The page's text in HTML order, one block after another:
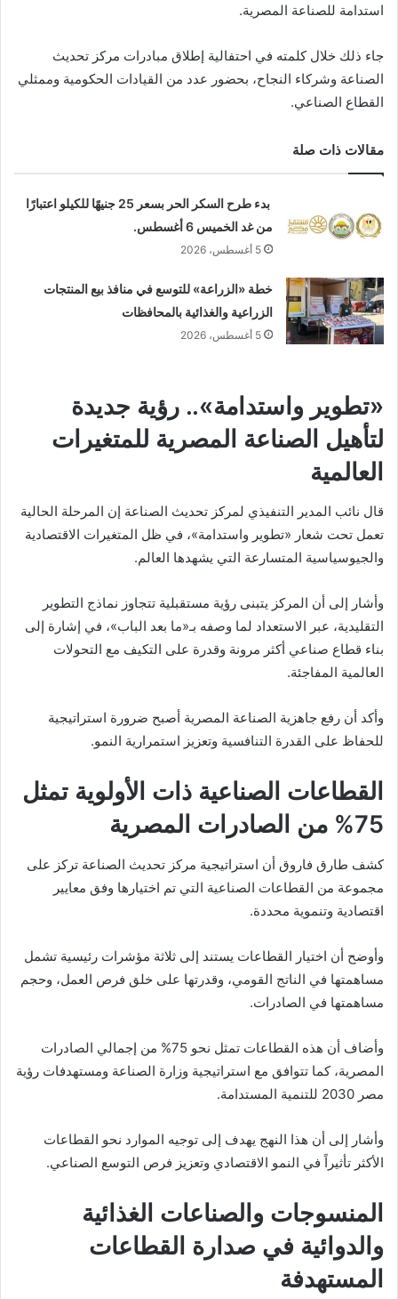
استدامة للصناعة المصرية.
جاء ذلك خلال كلمته في احتفالية إطلاق مبادرات مركز تحديث
الصناعة وشركاء النجاح، بحضور عدد من القيادات الحكومية وممثلي
القطاع الصناعي.
مقالات ذات صلة
بدء طرح السكر الحر بسعر 25 جنيهًا للكيلو اعتبارًا
من غد الخميس 6 أغسطس.
5 أغسطس، 2026
خطة «الزراعة» للتوسع في منافذ بيع المنتجات
الزراعية والغذائية بالمحافظات
5 أغسطس، 2026
«تطوير واستدامة».. رؤية جديدة
لتأهيل الصناعة المصرية للمتغيرات
العالمية
قال نائب المدير التنفيذي لمركز تحديث الصناعة إن المرحلة الحالية
تعمل تحت شعار «تطوير واستدامة»، في ظل المتغيرات الاقتصادية
والجيوسياسية المتسارعة التي يشهدها العالم.
وأشار إلى أن المركز يتبنى رؤية مستقبلية تتجاوز نماذج التطوير
التقليدية، عبر الاستعداد لما وصفه بـ«ما بعد الباب»، في إشارة إلى
بناء قطاع صناعي أكثر مرونة وقدرة على التكيف مع التحولات
العالمية المفاجئة.
وأكد أن رفع جاهزية الصناعة المصرية أصبح ضرورة استراتيجية
للحفاظ على القدرة التنافسية وتعزيز استمرارية النمو.
القطاعات الصناعية ذات الأولوية تمثل
75% من الصادرات المصرية
كشف طارق فاروق أن استراتيجية مركز تحديث الصناعة تركز على
مجموعة من القطاعات الصناعية التي تم اختيارها وفق معايير
اقتصادية وتنموية محددة.
وأوضح أن اختيار القطاعات يستند إلى ثلاثة مؤشرات رئيسية تشمل
مساهمتها في الناتج القومي، وقدرتها على خلق فرص العمل، وحجم
مساهمتها في الصادرات.
وأضاف أن هذه القطاعات تمثل نحو 75% من إجمالي الصادرات
المصرية، كما تتوافق مع استراتيجية وزارة الصناعة ومستهدفات رؤية
مصر 2030 للتنمية المستدامة.
وأشار إلى أن هذا النهج يهدف إلى توجيه الموارد نحو القطاعات
الأكثر تأثيراً في النمو الاقتصادي وتعزيز فرص التوسع الصناعي.
المنسوجات والصناعات الغذائية
والدوائية في صدارة القطاعات
المستهدفة